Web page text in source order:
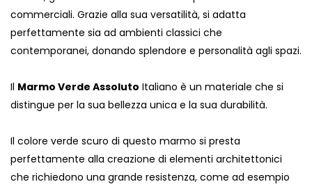
commerciali. Grazie alla sua versatilità, si adatta
perfettamente sia ad ambienti classici che
contemporanei, donando splendore e personalità agli spazi.
Il Marmo Verde Assoluto Italiano è un materiale che si
distingue per la sua bellezza unica e la sua durabilità.
Il colore verde scuro di questo marmo si presta
perfettamente alla creazione di elementi architettonici
che richiedono una grande resistenza, come ad esempio